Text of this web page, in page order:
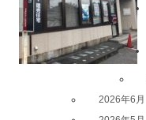
2026年6月